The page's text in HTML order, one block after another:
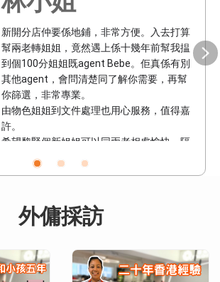
新開分店仲要係地鋪，非常方便。入去打算
幫兩老轉姐姐，竟然遇上係十幾年前幫我揾
到個100分姐姐既agent Bebe。佢真係有別
其他agent，會問清楚同了解你需要，再幫
你篩選，非常專業。
由物色姐姐到文件處理也用心服務，值得嘉
許。
希望黎緊個新姐姐可以同兩老相處愉快，隔
年揾返你幫手續約。
陳小姐
中介好好 提供寶貴專業意見又懂得了解顧
客需要，請到好姐姐會繼續介紹俾朋友 。
外傭採訪